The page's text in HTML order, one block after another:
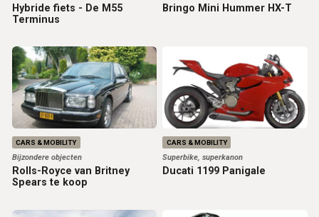
Hybride fiets - De M55
Terminus
Bringo Mini Hummer HX-T
CARS & MOBILITY
Bijzondere objecten
Rolls-Royce van Britney
Spears te koop
CARS & MOBILITY
Superbike, superkanon
Ducati 1199 Panigale